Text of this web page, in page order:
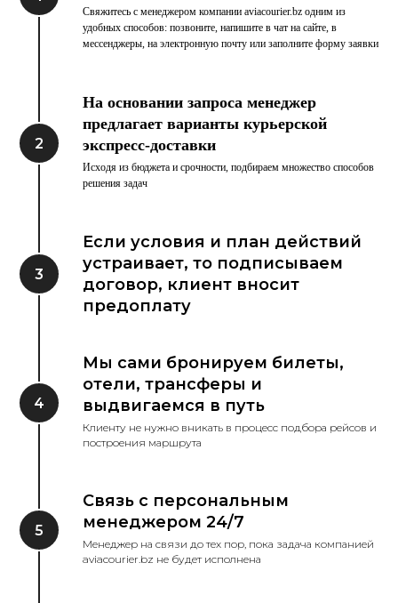
Свяжитесь с менеджером компании aviacourier.bz одним из
удобных способов: позвоните, напишите в чат на сайте, в
мессенджеры, на электронную почту или заполните форму заявки
На основании запроса менеджер
предлагает варианты курьерской
экспресс-доставки
Исходя из бюджета и срочности, подбираем множество способов
решения задач
Если условия и план действий
устраивает, то подписываем
договор, клиент вносит
предоплату
Мы сами бронируем билеты,
отели, трансферы и
выдвигаемся в путь
Клиенту не нужно вникать в процесс подбора рейсов и
построения маршрута
Связь с персональным
менеджером 24/7
Менеджер на связи до тех пор, пока задача компанией
aviacourier.bz не будет исполнена